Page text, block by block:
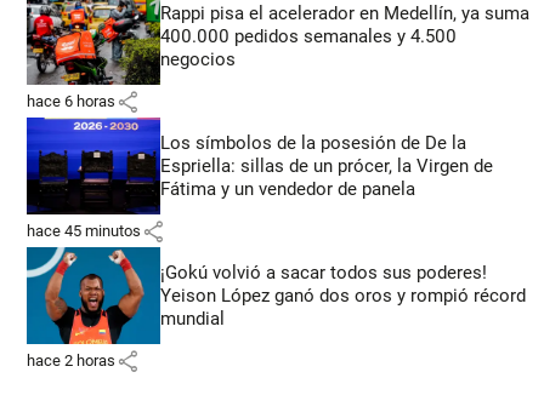
Rappi pisa el acelerador en Medellín, ya suma
400.000 pedidos semanales y 4.500
negocios
hace 6 horas share
Los símbolos de la posesión de De la
Espriella: sillas de un prócer, la Virgen de
Fátima y un vendedor de panela
hace 45 minutos share
¡Gokú volvió a sacar todos sus poderes!
Yeison López ganó dos oros y rompió récord
mundial
hace 2 horas share